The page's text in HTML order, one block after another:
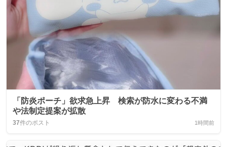
「防炎ポーチ」欲求急上昇 検索が防水に変わる不満
や法制定提案が拡散
37件のポスト 1時間前